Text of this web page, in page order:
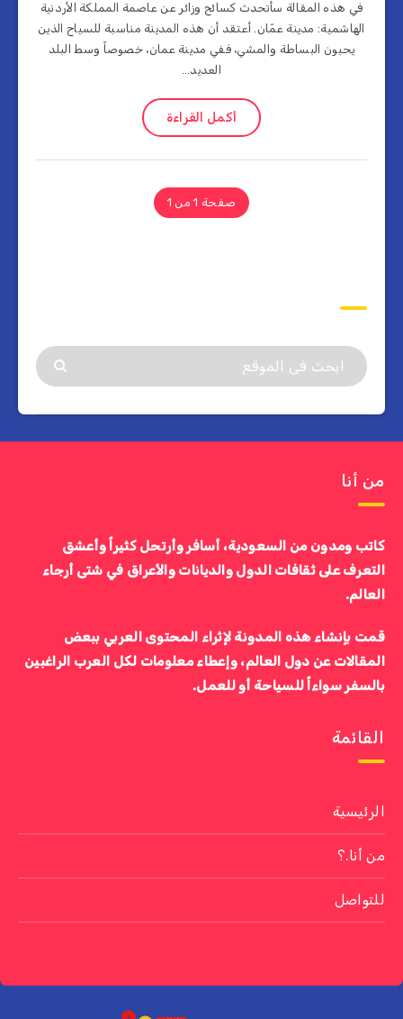
في هذه المقالة سأتحدث كسائح وزائر عن عاصمة المملكة الأردنية
الهاشمية: مدينة عمّان. أعتقد أن هذه المدينة مناسبة للسياح الذين
يحبون البساطة والمشي، ففي مدينة عمان، خصوصاً وسط البلد
العديد…
أكمل القراءة
صفحة 1 من 1
من أنا
كاتب ومدون من السعودية، أسافر وأرتحل كثيراً وأعشق
التعرف على ثقافات الدول والديانات والأعراق في شتى أرجاء
العالم.
قمت بإنشاء هذه المدونة لإثراء المحتوى العربي ببعض
المقالات عن دول العالم، وإعطاء معلومات لكل العرب الراغبين
بالسفر سواءاً للسياحة أو للعمل.
القائمة
الرئيسية
من أنا.؟
للتواصل